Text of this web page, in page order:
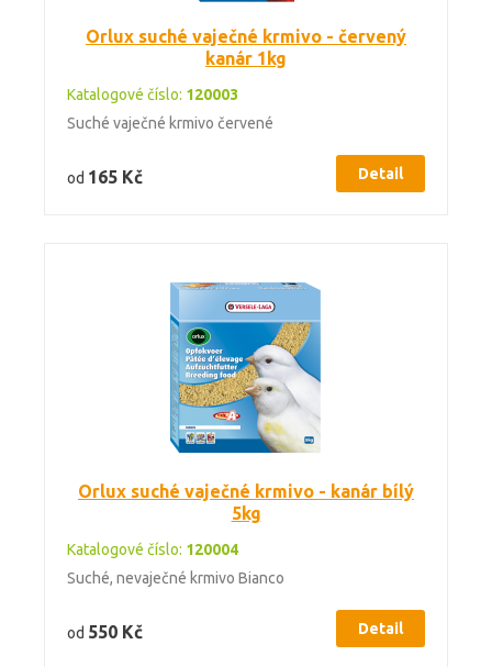
Orlux suché vaječné krmivo - červený
kanár 1kg
Katalogové číslo: 120003
Suché vaječné krmivo červené
od 165 Kč Detail
Orlux suché vaječné krmivo - kanár bílý
5kg
Katalogové číslo: 120004
Suché, nevaječné krmivo Bianco
od 550 Kč Detail